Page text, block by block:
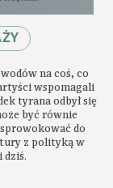
na coś, co
wspomagali
tyrana odbył się
być równie
do
z polityką w